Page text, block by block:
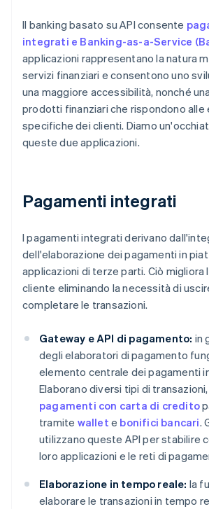
Il banking basato su API consente
integrati e Banking-as-a-Service
applicazioni rappresentano la natura
servizi finanziari e consentono uno
una maggiore accessibilità, nonché
prodotti finanziari che rispondono alle
specifiche dei clienti. Diamo
queste due applicazioni.
Pagamenti integrati
I pagamenti integrati derivano
dell'elaborazione dei pagamenti in
applicazioni di terze parti. Ciò migliora
cliente eliminando la necessità di
completare le transazioni.
Gateway e API di pagamento: in
degli elaboratori di pagamento
elemento centrale dei pagamenti
Elaborano diversi tipi di
pagamenti con carta di credito
tramite wallet e bonifici bancari.
utilizzano queste API per stabilire
loro applicazioni e le reti di
Elaborazione in tempo reale: la
elaborare le transazioni in tempo